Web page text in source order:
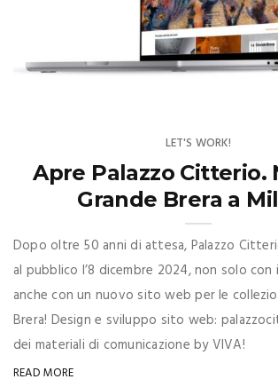
LET'S WORK!
Apre Palazzo Citterio.
Grande Brera a
Dopo oltre 50 anni di attesa, Palazzo
al pubblico l’8 dicembre 2024, non solo con
anche con un nuovo sito web per le
Brera! Design e sviluppo sito web:
dei materiali di comunicazione by VIVA!
READ MORE